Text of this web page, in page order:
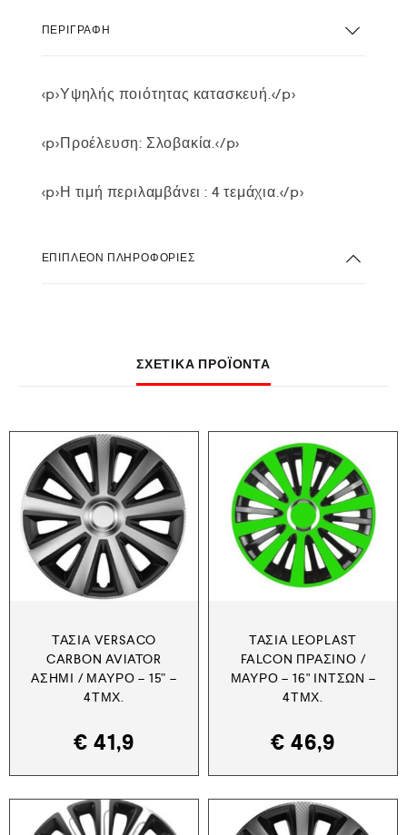
ΠΕΡΙΓΡΑΦΉ
<p>Υψηλής ποιότητας κατασκευή.</p>
<p>Προέλευση: Σλοβακία.</p>
<p>Η τιμή περιλαμβάνει : 4 τεμάχια.</p>
ΕΠΙΠΛΈΟΝ ΠΛΗΡΟΦΟΡΊΕΣ
ΣΧΕΤΙΚΆ ΠΡΟΪΌΝΤΑ
ΤΆΣΙΑ VERSACO
CARBON AVIATOR
ΑΣΗΜΊ / ΜΑΎΡΟ – 15” –
4ΤΜΧ.
€ 41,9
ΤΆΣΙΑ LEOPLAST
FALCON ΠΡΆΣΙΝΟ /
ΜΑΎΡΟ – 16" ΙΝΤΣΏΝ –
4ΤΜΧ.
€ 46,9